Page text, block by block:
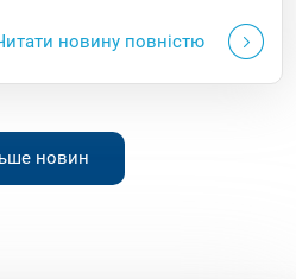
новину повністю
новин